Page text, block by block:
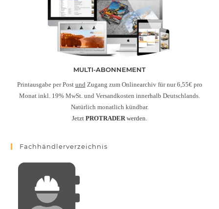
MULTI-ABONNEMENT
Printausgabe per Post und Zugang zum Onlinearchiv für nur 6,55€ pro
Monat inkl. 19% MwSt. und Versandkosten innerhalb Deutschlands.
Natürlich monatlich kündbar.
Jetzt PROTRADERwerden.
Fachhändlerverzeichnis